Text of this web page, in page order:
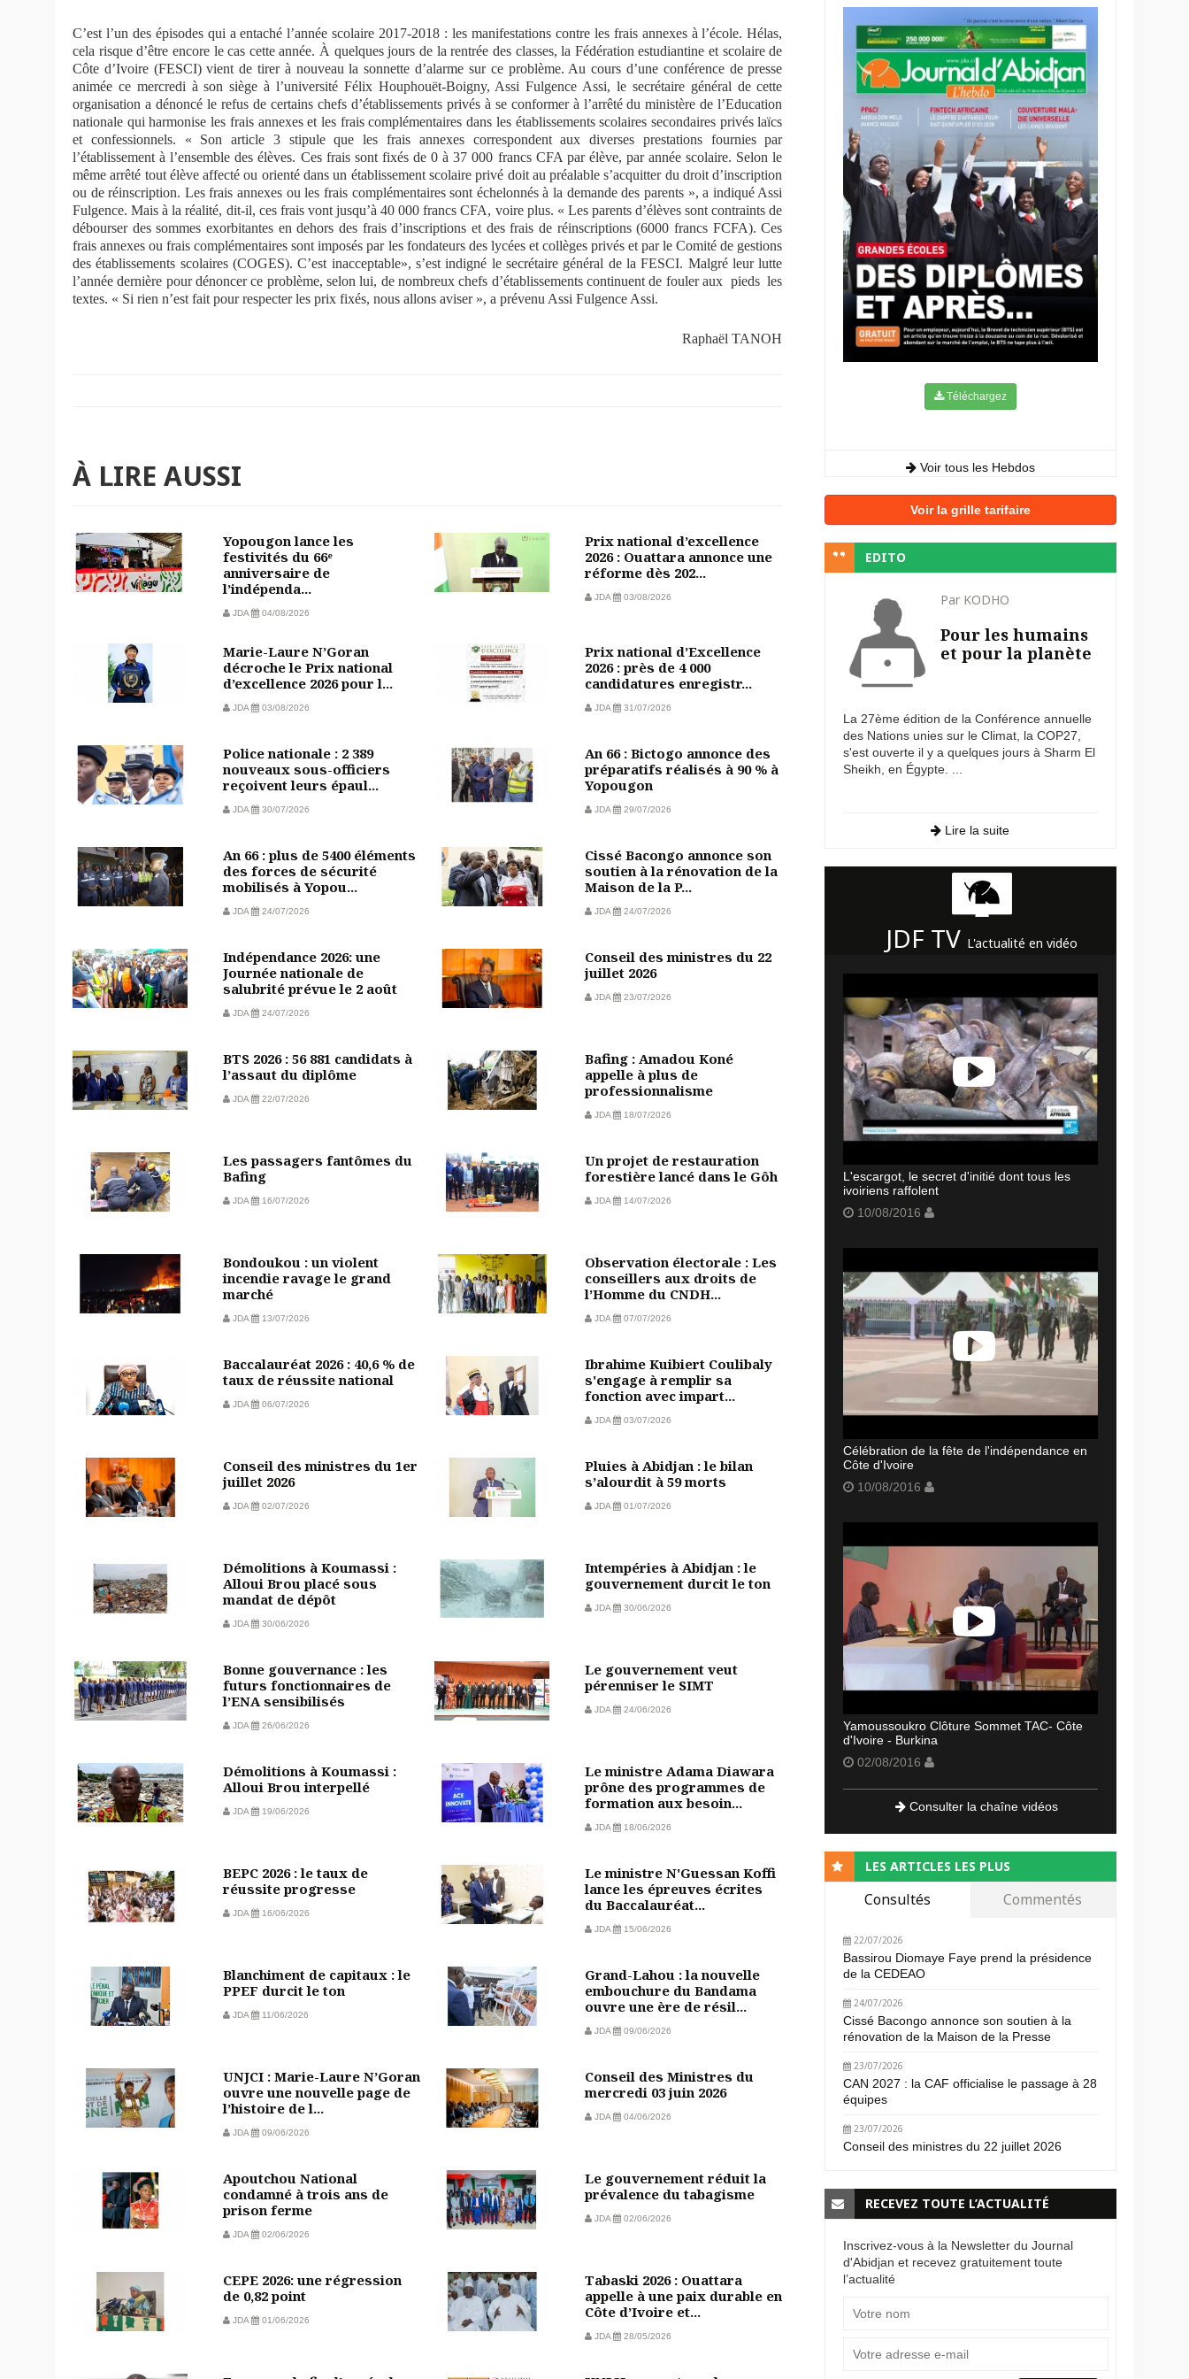
C’est l’un des épisodes qui a entaché l’année scolaire 2017-2018 : les manifestations contre les frais annexes à l’école. Hélas,
cela risque d’être encore le cas cette année. À quelques jours de la rentrée des classes, la Fédération estudiantine et scolaire de
Côte d’Ivoire (FESCI) vient de tirer à nouveau la sonnette d’alarme sur ce problème. Au cours d’une conférence de presse
animée ce mercredi à son siège à l’université Félix Houphouët-Boigny, Assi Fulgence Assi, le secrétaire général de cette
organisation a dénoncé le refus de certains chefs d’établissements privés à se conformer à l’arrêté du ministère de l’Education
nationale qui harmonise les frais annexes et les frais complémentaires dans les établissements scolaires secondaires privés laïcs
et confessionnels. « Son article 3 stipule que les frais annexes correspondent aux diverses prestations fournies par
l’établissement à l’ensemble des élèves. Ces frais sont fixés de 0 à 37 000 francs CFA par élève, par année scolaire. Selon le
même arrêté tout élève affecté ou orienté dans un établissement scolaire privé doit au préalable s’acquitter du droit d’inscription
ou de réinscription. Les frais annexes ou les frais complémentaires sont échelonnés à la demande des parents », a indiqué Assi
Fulgence. Mais à la réalité, dit-il, ces frais vont jusqu’à 40 000 francs CFA, voire plus. « Les parents d’élèves sont contraints de
débourser des sommes exorbitantes en dehors des frais d’inscriptions et des frais de réinscriptions (6000 francs FCFA). Ces
frais annexes ou frais complémentaires sont imposés par les fondateurs des lycées et collèges privés et par le Comité de gestions
des établissements scolaires (COGES). C’est inacceptable», s’est indigné le secrétaire général de la FESCI. Malgré leur lutte
l’année dernière pour dénoncer ce problème, selon lui, de nombreux chefs d’établissements continuent de fouler aux pieds les
textes. « Si rien n’est fait pour respecter les prix fixés, nous allons aviser », a prévenu Assi Fulgence Assi.
Raphaël TANOH
À LIRE AUSSI
Yopougon lance les
festivités du 66ᵉ
anniversaire de
l’indépenda...
JDA 04/08/2026
Prix national d’excellence
2026 : Ouattara annonce une
réforme dès 202...
JDA 03/08/2026
Marie-Laure N’Goran
décroche le Prix national
d’excellence 2026 pour l...
JDA 03/08/2026
Prix national d’Excellence
2026 : près de 4 000
candidatures enregistr...
JDA 31/07/2026
Police nationale : 2 389
nouveaux sous-officiers
reçoivent leurs épaul...
JDA 30/07/2026
An 66 : Bictogo annonce des
préparatifs réalisés à 90 % à
Yopougon
JDA 29/07/2026
An 66 : plus de 5400 éléments
des forces de sécurité
mobilisés à Yopou...
JDA 24/07/2026
Cissé Bacongo annonce son
soutien à la rénovation de la
Maison de la P...
JDA 24/07/2026
Indépendance 2026: une
Journée nationale de
salubrité prévue le 2 août
JDA 24/07/2026
Conseil des ministres du 22
juillet 2026
JDA 23/07/2026
BTS 2026 : 56 881 candidats à
l’assaut du diplôme
JDA 22/07/2026
Bafing : Amadou Koné
appelle à plus de
professionnalisme
JDA 18/07/2026
Les passagers fantômes du
Bafing
JDA 16/07/2026
Un projet de restauration
forestière lancé dans le Gôh
JDA 14/07/2026
Bondoukou : un violent
incendie ravage le grand
marché
JDA 13/07/2026
Observation électorale : Les
conseillers aux droits de
l’Homme du CNDH...
JDA 07/07/2026
Baccalauréat 2026 : 40,6 % de
taux de réussite national
JDA 06/07/2026
Ibrahime Kuibiert Coulibaly
s'engage à remplir sa
fonction avec impart...
JDA 03/07/2026
Conseil des ministres du 1er
juillet 2026
JDA 02/07/2026
Pluies à Abidjan : le bilan
s’alourdit à 59 morts
JDA 01/07/2026
Démolitions à Koumassi :
Alloui Brou placé sous
mandat de dépôt
JDA 30/06/2026
Intempéries à Abidjan : le
gouvernement durcit le ton
JDA 30/06/2026
Bonne gouvernance : les
futurs fonctionnaires de
l’ENA sensibilisés
JDA 26/06/2026
Le gouvernement veut
pérenniser le SIMT
JDA 24/06/2026
Démolitions à Koumassi :
Alloui Brou interpellé
JDA 19/06/2026
Le ministre Adama Diawara
prône des programmes de
formation aux besoin...
JDA 18/06/2026
BEPC 2026 : le taux de
réussite progresse
JDA 16/06/2026
Le ministre N'Guessan Koffi
lance les épreuves écrites
du Baccalauréat...
JDA 15/06/2026
Blanchiment de capitaux : le
PPEF durcit le ton
JDA 11/06/2026
Grand-Lahou : la nouvelle
embouchure du Bandama
ouvre une ère de résil...
JDA 09/06/2026
UNJCI : Marie-Laure N’Goran
ouvre une nouvelle page de
l’histoire de l...
JDA 09/06/2026
Conseil des Ministres du
mercredi 03 juin 2026
JDA 04/06/2026
Apoutchou National
condamné à trois ans de
prison ferme
JDA 02/06/2026
Le gouvernement réduit la
prévalence du tabagisme
JDA 02/06/2026
CEPE 2026: une régression
de 0,82 point
JDA 01/06/2026
Tabaski 2026 : Ouattara
appelle à une paix durable en
Côte d’Ivoire et...
JDA 28/05/2026
Téléchargez
Voir tous les Hebdos
Voir la grille tarifaire
EDITO
Par KODHO
Pour les humains
et pour la planète
La 27ème édition de la Conférence annuelle
des Nations unies sur le Climat, la COP27,
s'est ouverte il y a quelques jours à Sharm El
Sheikh, en Égypte. ...
Lire la suite
JDF TV L'actualité en vidéo
L'escargot, le secret d'initié dont tous les
ivoiriens raffolent
10/08/2016
Célébration de la fête de l'indépendance en
Côte d'Ivoire
10/08/2016
Yamoussoukro Clôture Sommet TAC- Côte
d'Ivoire - Burkina
02/08/2016
Consulter la chaîne vidéos
LES ARTICLES LES PLUS
Consultés Commentés
22/07/2026
Bassirou Diomaye Faye prend la présidence
de la CEDEAO
24/07/2026
Cissé Bacongo annonce son soutien à la
rénovation de la Maison de la Presse
23/07/2026
CAN 2027 : la CAF officialise le passage à 28
équipes
23/07/2026
Conseil des ministres du 22 juillet 2026
RECEVEZ TOUTE L’ACTUALITÉ
Inscrivez-vous à la Newsletter du Journal
d'Abidjan et recevez gratuitement toute
l’actualité